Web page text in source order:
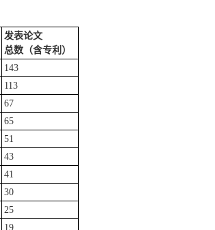
发表论文
总数 （含专利）
143
113
67
65
51
43
41
30
25
19